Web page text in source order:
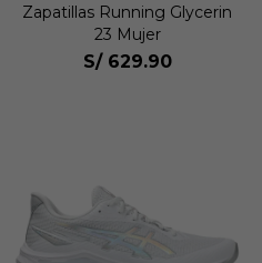
Zapatillas Running Glycerin
23 Mujer
S/ 629.90